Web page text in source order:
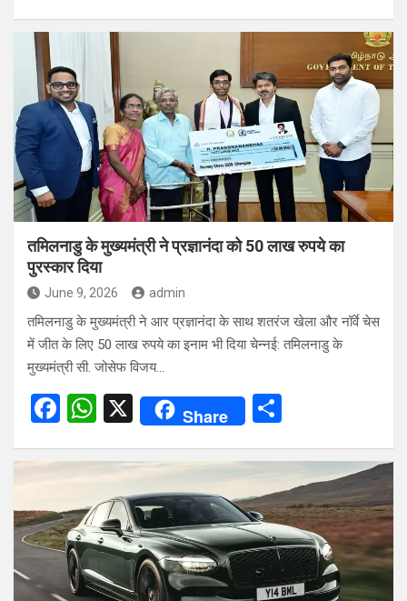
ce
b
o
o
at
s
A
p
p
ar
e
तमिलनाडु के मुख्यमंत्री ने प्रज्ञानंदा को 50 लाख रुपये का
पुरस्कार दिया
June 9, 2026 admin
तमिलनाडु के मुख्यमंत्री ने आर प्रज्ञानंदा के साथ शतरंज खेला और नॉर्वे चेस
में जीत के लिए 50 लाख रुपये का इनाम भी दिया चेन्नई: तमिलनाडु के
मुख्यमंत्री सी. जोसेफ विजय…
F
ce
o
o
k
W
at
s
A
p
p
X Share
ar
e